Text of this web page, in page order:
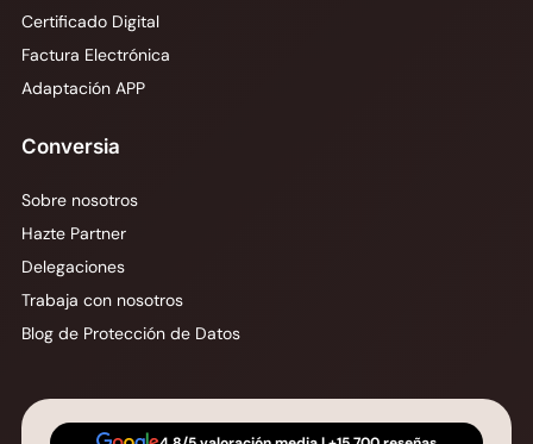
Certificado Digital
Factura Electrónica
Adaptación APP
Conversia
Sobre nosotros
Hazte Partner
Delegaciones
Trabaja con nosotros
Blog de Protección de Datos